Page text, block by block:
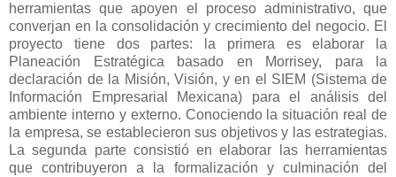
herramientas que apoyen el proceso administrativo, que
converjan en la consolidación y crecimiento del negocio. El
proyecto tiene dos partes: la primera es elaborar la
Planeación Estratégica basado en Morrisey, para la
declaración de la Misión, Visión, y en el SIEM (Sistema de
Información Empresarial Mexicana) para el análisis del
ambiente interno y externo. Conociendo la situación real de
la empresa, se establecieron sus objetivos y las estrategias.
La segunda parte consistió en elaborar las herramientas
que contribuyeron a la formalización y culminación del